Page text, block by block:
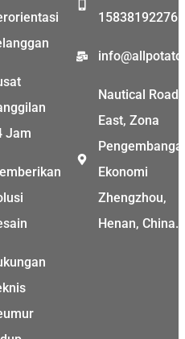
Jam
15838192276
Nautical Road
East, Zona
Ekonomi
Zhengzhou,
Henan, China.
German
Greek
Thai
Korean
Japanese
Swahili
Malayalam